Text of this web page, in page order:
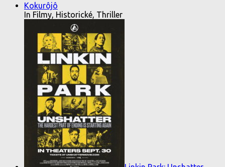
Kokurôjô
In Filmy, Historické, Thriller